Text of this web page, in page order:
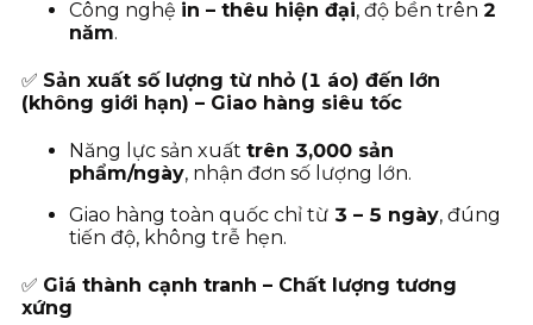
Công nghệ in – thêu hiện đại, độ bền trên 2
năm.
✅ Sản xuất số lượng từ nhỏ (1 áo) đến lớn
(không giới hạn) – Giao hàng siêu tốc
Năng lực sản xuất trên 3,000 sản
phẩm/ngày, nhận đơn số lượng lớn.
Giao hàng toàn quốc chỉ từ 3 – 5 ngày, đúng
tiến độ, không trễ hẹn.
✅ Giá thành cạnh tranh – Chất lượng tương
xứng